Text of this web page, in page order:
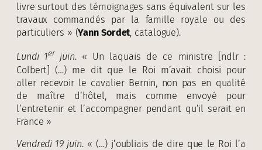
livre surtout des témoignages sans équivalent sur les
travaux commandés par la famille royale ou des
particuliers » (Yann Sordet, catalogue).
Lundi 1er juin. « Un laquais de ce ministre [ndlr :
Colbert] (…) me dit que le Roi m’avait choisi pour
aller recevoir le cavalier Bernin, non pas en qualité
de maître d’hôtel, mais comme envoyé pour
l’entretenir et l’accompagner pendant qu’il serait en
France »
Vendredi 19 juin. « (…) j’oubliais de dire que le Roi l’a